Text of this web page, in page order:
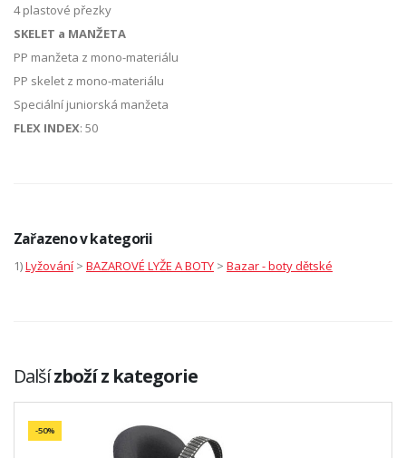
4 plastové přezky
SKELET a MANŽETA
PP manžeta z mono-materiálu
PP skelet z mono-materiálu
Speciální juniorská manžeta
FLEX INDEX: 50
Zařazeno v kategorii
1)Lyžování > BAZAROVÉ LYŽE A BOTY > Bazar - boty dětské
Dalšízboží z kategorie
-50%